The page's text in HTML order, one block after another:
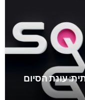
עונת הסיום